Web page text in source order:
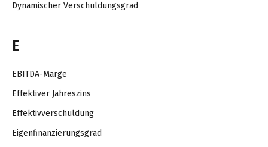
Dynamischer Verschuldungsgrad
E
EBITDA-Marge
Effektiver Jahreszins
Effektivverschuldung
Eigenfinanzierungsgrad